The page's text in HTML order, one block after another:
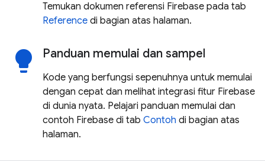
Temukan dokumen referensi Firebase pada tab
Reference di bagian atas halaman.
lightbulb Panduan memulai dan sampel
Kode yang berfungsi sepenuhnya untuk memulai
dengan cepat dan melihat integrasi fitur Firebase
di dunia nyata. Pelajari panduan memulai dan
contoh Firebase di tab Contoh di bagian atas
halaman.